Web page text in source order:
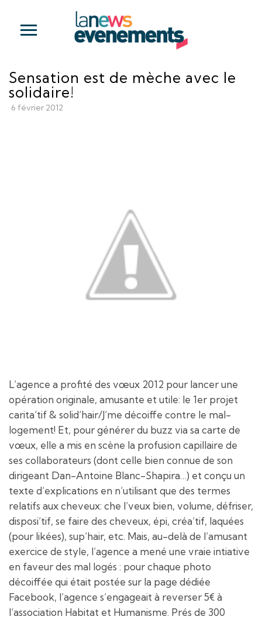
Sensation est de mèche avec le
solidaire!
6 février 2012
L’agence a profité des vœux 2012 pour lancer une
opération originale, amusante et utile: le 1er projet
carita’tif & solid’hair/J’me décoiffe contre le mal-
logement! Et, pour générer du buzz via sa carte de
vœux, elle a mis en scène la profusion capillaire de
ses collaborateurs (dont celle bien connue de son
dirigeant Dan-Antoine Blanc-Shapira…) et conçu un
texte d’explications en n’utilisant que des termes
relatifs aux cheveux: che l’veux bien, volume, défriser,
disposi’tif, se faire des cheveux, épi, créa’tif, laquées
(pour likées), sup’hair, etc. Mais, au-delà de l’amusant
exercice de style, l’agence a mené une vraie intiative
en faveur des mal logés : pour chaque photo
décoiffée qui était postée sur la page dédiée
Facebook, l’agence s’engageait à reverser 5€ à
l’association Habitat et Humanisme. Prés de 300